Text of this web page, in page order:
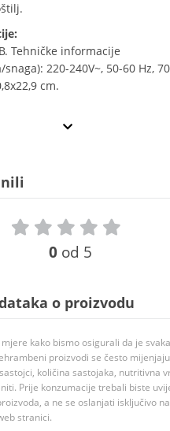
Tehničke informacije
220-240V~, 50-60 Hz,
cm.
0 od 5
o proizvodu
kako bismo osigurali da je
proizvodi se često
količina sastojaka, nutritivna
Prije konzumacije trebali biste
a ne se oslanjati isključivo
stranici.